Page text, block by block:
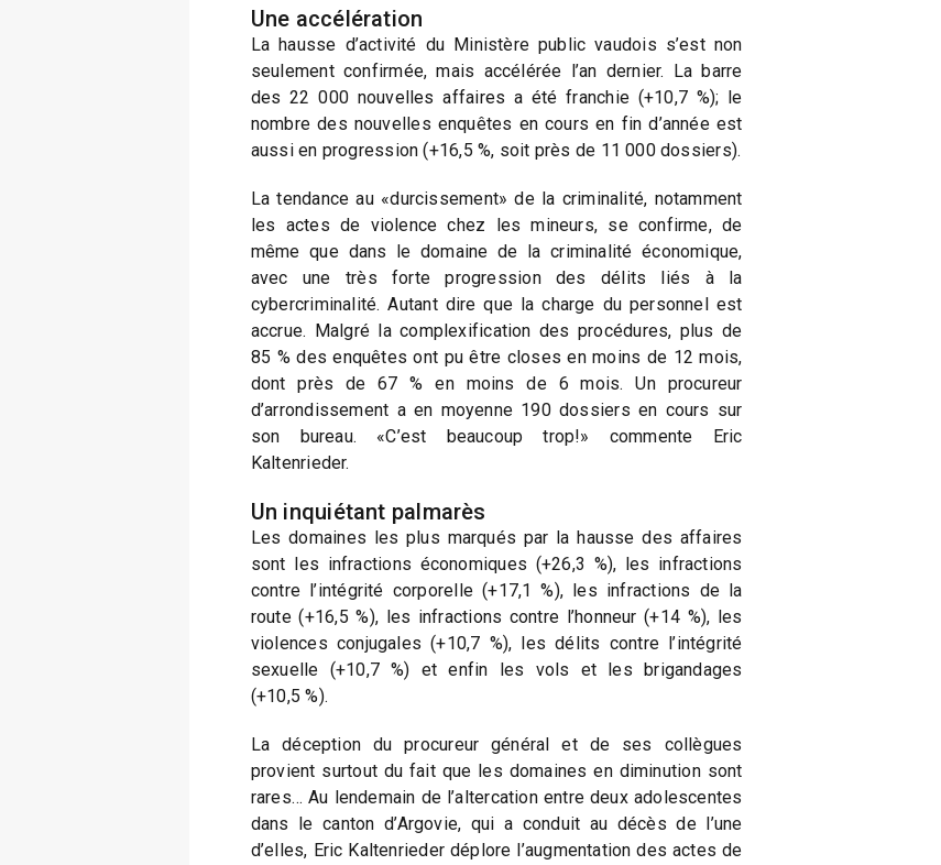
Une accélération
La hausse d’activité du Ministère public vaudois s’est non
seulement confirmée, mais accélérée l’an dernier. La barre
des 22 000 nouvelles affaires a été franchie (+10,7 %); le
nombre des nouvelles enquêtes en cours en fin d’année est
aussi en progression (+16,5 %, soit près de 11 000 dossiers).
La tendance au «durcissement» de la criminalité, notamment
les actes de violence chez les mineurs, se confirme, de
même que dans le domaine de la criminalité économique,
avec une très forte progression des délits liés à la
cybercriminalité. Autant dire que la charge du personnel est
accrue. Malgré la complexification des procédures, plus de
85 % des enquêtes ont pu être closes en moins de 12 mois,
dont près de 67 % en moins de 6 mois. Un procureur
d’arrondissement a en moyenne 190 dossiers en cours sur
son bureau. «C’est beaucoup trop!» commente Eric
Kaltenrieder.
Un inquiétant palmarès
Les domaines les plus marqués par la hausse des affaires
sont les infractions économiques (+26,3 %), les infractions
contre l’intégrité corporelle (+17,1 %), les infractions de la
route (+16,5 %), les infractions contre l’honneur (+14 %), les
violences conjugales (+10,7 %), les délits contre l’intégrité
sexuelle (+10,7 %) et enfin les vols et les brigandages
(+10,5 %).
La déception du procureur général et de ses collègues
provient surtout du fait que les domaines en diminution sont
rares… Au lendemain de l’altercation entre deux adolescentes
dans le canton d’Argovie, qui a conduit au décès de l’une
d’elles, Eric Kaltenrieder déplore l’augmentation des actes de